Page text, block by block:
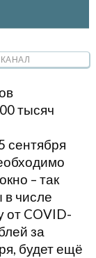
тысяч
сентября
– так
в числе
от COVID-
за
будет ещё